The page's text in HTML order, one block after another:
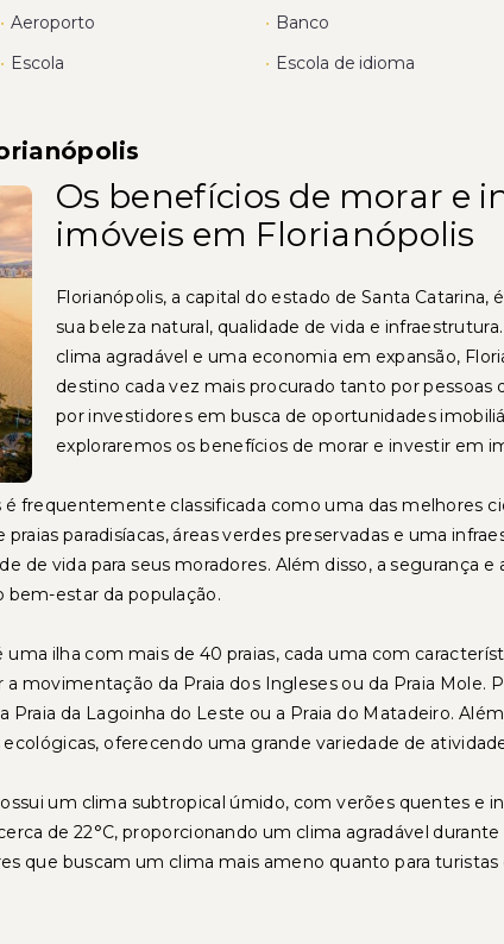
• Aeroporto • Banco
• Escola • Escola de idioma
Os benefícios de morar e
imóveis em Florianópolis
Florianópolis, a capital do estado de Santa Catarina,
sua beleza natural, qualidade de vida e
clima agradável e uma economia em expansão,
destino cada vez mais procurado tanto por pessoas
por investidores em busca de oportunidades
exploraremos os benefícios de morar e investir em
é frequentemente classificada como uma das melhores
paradisíacas, áreas verdes preservadas e uma
de vida para seus moradores. Além disso, a segurança
bem-estar da população.
uma ilha com mais de 40 praias, cada uma com
movimentação da Praia dos Ingleses ou da Praia Mole.
Praia da Lagoinha do Leste ou a Praia do Matadeiro.
oferecendo uma grande variedade de
um clima subtropical úmido, com verões quentes e
de 22°C, proporcionando um clima agradável
que buscam um clima mais ameno quanto para